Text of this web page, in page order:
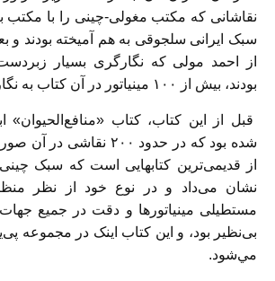
نقاشانی كه مكتب مغولی-چينی را با مكتب
سبک ايرانی سلجوقی به هم آميخته بودند و
از احمد مولی كه نگارگری بسيار زبردست
بودند، بيش از ۱۰۰ مينياتور در آن كتاب به نگارش درآوردند.
قبل از اين كتاب، كتاب «منافع‌الحيوان»
شده بود كه در حدود ۲۰۰
از قديمی‌ترين كتابهايی است كه سبک
نشان می‌داد و در نوع خود از نظر
مستطيلی مينياتورها و دقت در جميع جهات
بی‌نظير بود، و اين كتاب اينک در مجموعه
مي‌شود.